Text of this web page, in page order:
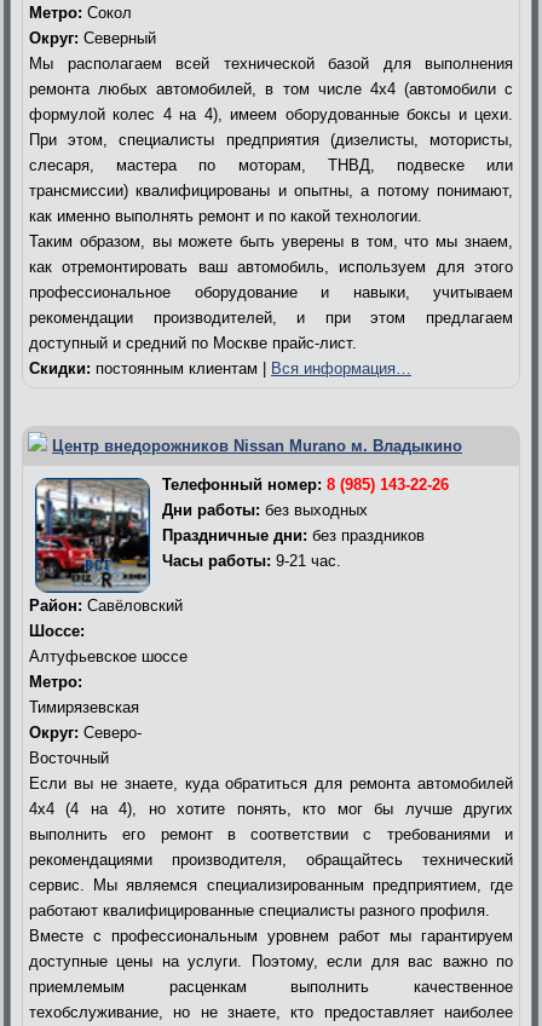
Метро: Сокол
Округ: Северный
Мы располагаем всей технической базой для выполнения
ремонта любых автомобилей, в том числе 4х4 (автомобили с
формулой колес 4 на 4), имеем оборудованные боксы и цехи.
При этом, специалисты предприятия (дизелисты, мотористы,
слесаря, мастера по моторам, ТНВД, подвеске или
трансмиссии) квалифицированы и опытны, а потому понимают,
как именно выполнять ремонт и по какой технологии.
Таким образом, вы можете быть уверены в том, что мы знаем,
как отремонтировать ваш автомобиль, используем для этого
профессиональное оборудование и навыки, учитываем
рекомендации производителей, и при этом предлагаем
доступный и средний по Москве прайс-лист.
Скидки: постоянным клиентам | Вся информация…
Центр внедорожников Nissan Murano м. Владыкино
Телефонный номер: 8 (985) 143-22-26
Дни работы: без выходных
Праздничные дни: без праздников
Часы работы: 9-21 час.
Район: Савёловский
Шоссе:
Алтуфьевское шоссе
Метро:
Тимирязевская
Округ: Северо-
Восточный
Если вы не знаете, куда обратиться для ремонта автомобилей
4х4 (4 на 4), но хотите понять, кто мог бы лучше других
выполнить его ремонт в соответствии с требованиями и
рекомендациями производителя, обращайтесь технический
сервис. Мы являемся специализированным предприятием, где
работают квалифицированные специалисты разного профиля.
Вместе с профессиональным уровнем работ мы гарантируем
доступные цены на услуги. Поэтому, если для вас важно по
приемлемым расценкам выполнить качественное
техобслуживание, но не знаете, кто предоставляет наиболее